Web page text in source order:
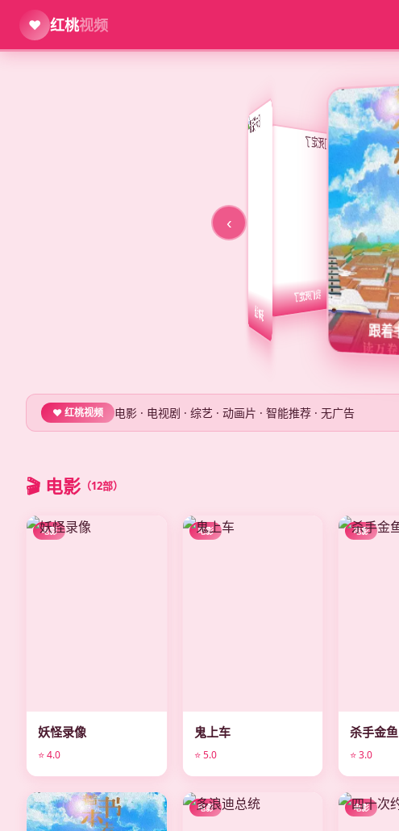
❤️ 红桃视频
‹
杀手金鱼
我们死定了
最后的末日
❤️ 红桃视频 电影 · 电视剧 · 综艺 · 动画片 · 智能推荐 · 无广告
🎬 电影 （12部）
电影
妖怪录像
⭐ 4.0
电影
鬼上车
⭐ 5.0
电影
杀手金鱼
⭐ 3.0
电影 电影 电影